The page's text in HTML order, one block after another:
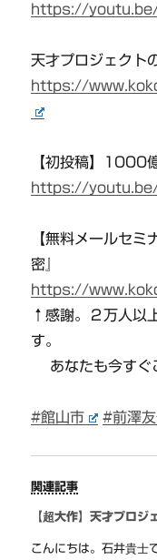
https://
天才プロジェクト
https://
【初投稿】1000
https://
【無料メールセ
密』
https://
↑感謝。２万人以
す。
あなたも今すぐ
#館山市 #前澤
関連記事
【超大作】天才プロジ
こんにちは。石井貴士